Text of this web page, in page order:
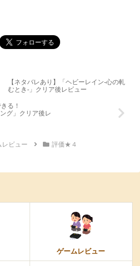
【ネタバレあり】「ヘビーレイン-心の軋
むとき-」クリア後レビュー
る！
グ」クリア後レ
レビュー 評価★４
ゲームレビュー